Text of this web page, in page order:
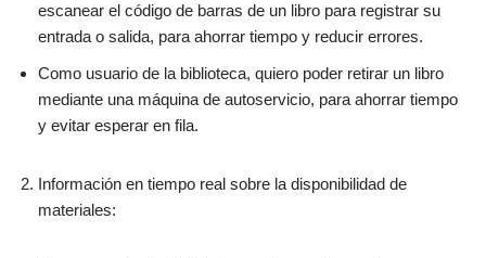
escanear el código de barras de un libro para registrar su
entrada o salida, para ahorrar tiempo y reducir errores.
Como usuario de la biblioteca, quiero poder retirar un libro
mediante una máquina de autoservicio, para ahorrar tiempo
y evitar esperar en fila.
Información en tiempo real sobre la disponibilidad de
materiales: